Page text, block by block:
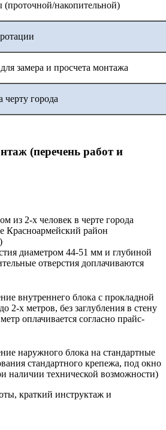
(проточной/накопительной)
замера и просчета монтажа
черту города
(перечень работ и
из 2-х человек в черте города
Красноармейский район
диаметром 44-51 мм и глубиной
отверстия доплачиваются
внутреннего блока с прокладной
2-х метров, без заглубления в стену
оплачивается согласно прайс-
наружного блока на стандартные
стандартного крепежа, под окно
наличии технической возможности)
краткий инструктаж и